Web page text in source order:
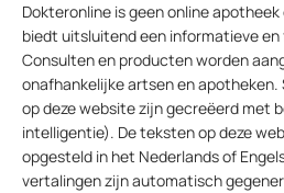
Dokteronline is geen online
biedt uitsluitend een informatieve
Consulten en producten worden
onafhankelijke artsen en apotheken.
op deze website zijn gecreëerd met
intelligentie). De teksten op deze
opgesteld in het Nederlands of
vertalingen zijn automatisch